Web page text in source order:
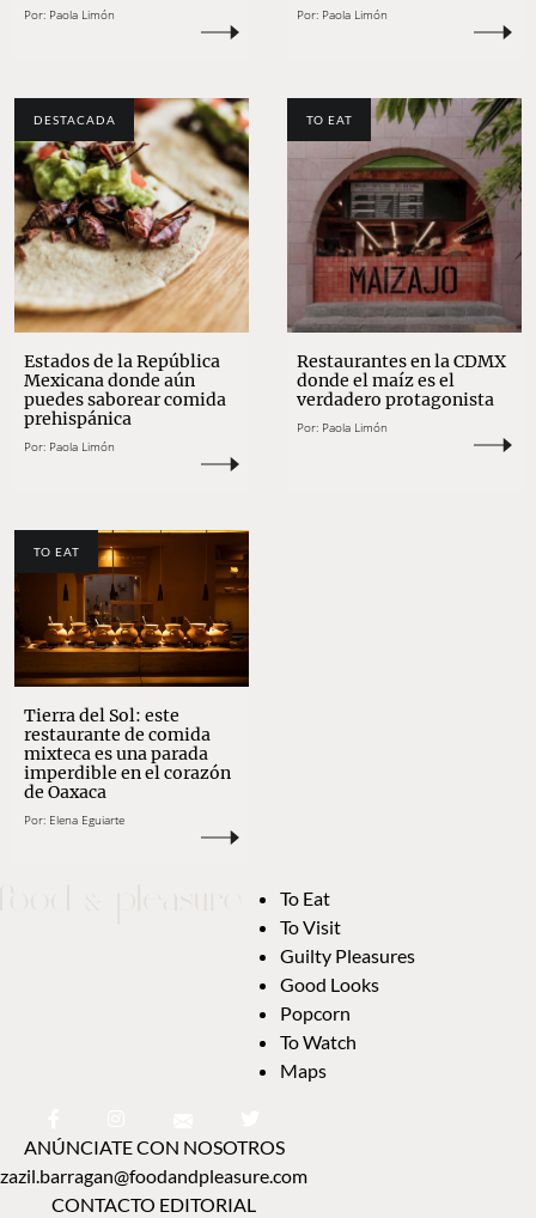
Por: Paola Limón Por: Paola Limón
DESTACADA
Estados de la República
Mexicana donde aún
puedes saborear comida
prehispánica
Por: Paola Limón
TO EAT
Restaurantes en la CDMX
donde el maíz es el
verdadero protagonista
Por: Paola Limón
TO EAT
Tierra del Sol: este
restaurante de comida
mixteca es una parada
imperdible en el corazón
de Oaxaca
Por: Elena Eguiarte
To Eat
To Visit
Guilty Pleasures
Good Looks
Popcorn
To Watch
Maps
ANÚNCIATE CON NOSOTROS
zazil.barragan@foodandpleasure.com
CONTACTO EDITORIAL